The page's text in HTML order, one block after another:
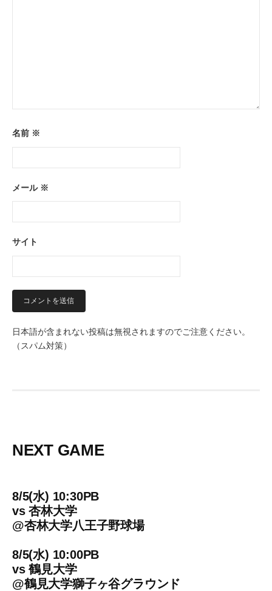
名前 ※
メール ※
サイト
日本語が含まれない投稿は無視されますのでご注意ください。
（スパム対策）
NEXT GAME
8/5(水) 10:30PB
vs杏林大学
@杏林大学八王子野球場
8/5(水) 10:00PB
vs鶴見大学
@鶴見大学獅子ヶ谷グラウンド